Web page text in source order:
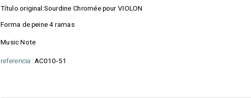
Título original:Sourdine Chromée pour VIOLON
Forma de peine 4 ramas
Music Note
referencia :AC010-51